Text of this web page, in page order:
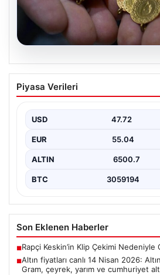
05.08.2026
Altın fiyatları canlı 14
fiyatları ne kadar oldu?
fiyatları
Piyasa Verileri
USD 47.72
EUR 55.04
ALTIN 6500.7
BTC 3059194
Son Eklenen Haberler
■Rapçi Keskin’in Klip Çekimi Nedeniyle
■Altın fiyatları canlı 14 Nisan 2026:
Gram, çeyrek, yarım ve cumhuriyet